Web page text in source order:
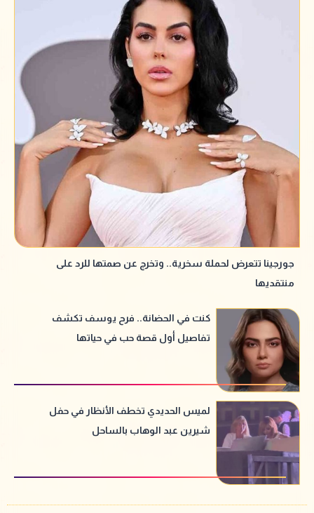
جورجينا تتعرض لحملة سخرية.. وتخرج عن صمتها للرد على
منتقديها
كنت في الحضانة.. فرح يوسف تكشف
تفاصيل أول قصة حب في حياتها
لميس الحديدي تخطف الأنظار في حفل
شيرين عبد الوهاب بالساحل